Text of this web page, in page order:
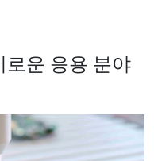
로운 응용 분야